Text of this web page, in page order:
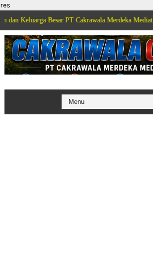
res
Besar PT Cakrawala Merdeka Mediatama Group